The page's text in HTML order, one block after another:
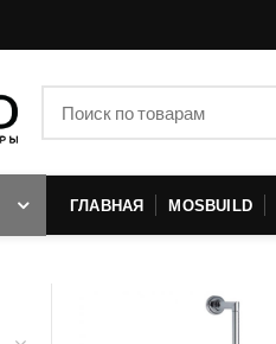
ГЛАВНАЯ MOSBUILD